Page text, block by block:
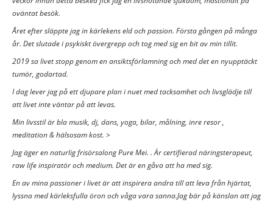
oväntat besök.
Året efter släppte jag in kärlekens eld och passion. Första gången på många
år. Det slutade i psykiskt övergrepp och tog med sig en bit av min tillit.
2019 sa livet stopp genom en ansiktsförlamning och med det en nyupptäckt
tumör, godartad.
I dag lever jag på ett djupare plan i nuet med tacksamhet och livsglädje till
att livet inte väntar på att levas.
Min livsstil är bla musik, dj, dans, yoga, bilar, målning, inre resor ,
meditation & hälsosam kost. >
Jag äger en naturlig frisörsalong Pure Mei. . Är certifierad näringsterapeut,
raw life inspiratör och medium. Det är en gåva att ha med sig.
En av mina passioner i livet är att inspirera andra till att leva från hjärtat,
lyssna med kärleksfulla öron och våga vara sanna.Jag bär på känslan att jag